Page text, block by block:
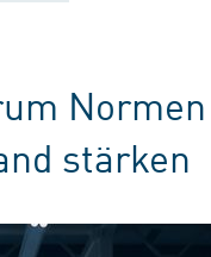
stärken